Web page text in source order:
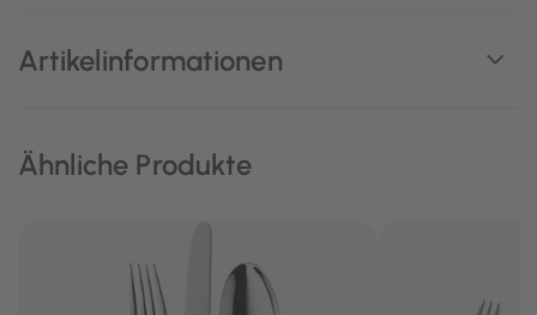
Artikelinformationen